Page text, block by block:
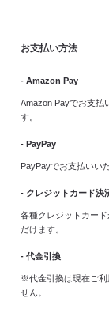
お支払い方法
- Amazon Pay
Amazon Payでお支払
す。
- PayPay
PayPayでお支払いい
- クレジットカード決
各種クレジットカー
だけます。
- 代金引換
※代金引換は現在ご利
せん。